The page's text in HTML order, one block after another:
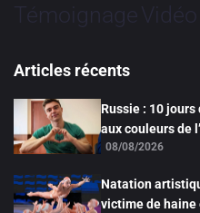
TémoignageVidéo
Articles récents
Russie : 10 jours
aux couleurs de
08/08/2026
Natation
victime de haine